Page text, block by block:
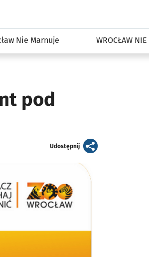
we Wrocławiu
Nie Marnuje WROCŁAW NIE
pod
Udostępnijartykuł